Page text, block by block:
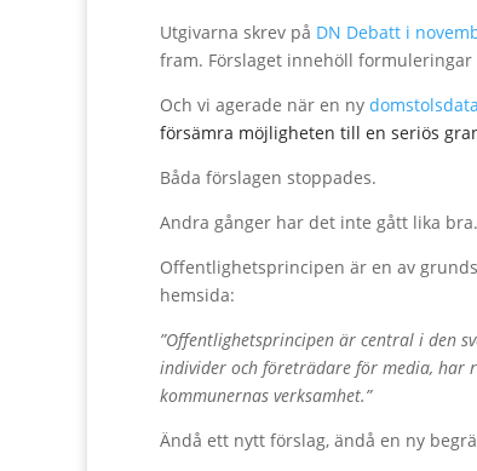
Utgivarna skrev på DN Debatt i
fram. Förslaget innehöll formuleringar
Och vi agerade när en ny
försämra möjligheten till en seriös
Båda förslagen stoppades.
Andra gånger har det inte gått lika bra.
Offentlighetsprincipen är en av
hemsida:
”Offentlighetsprincipen är central i den
individer och företrädare för media,
kommunernas verksamhet.”
Ändå ett nytt förslag, ändå en ny